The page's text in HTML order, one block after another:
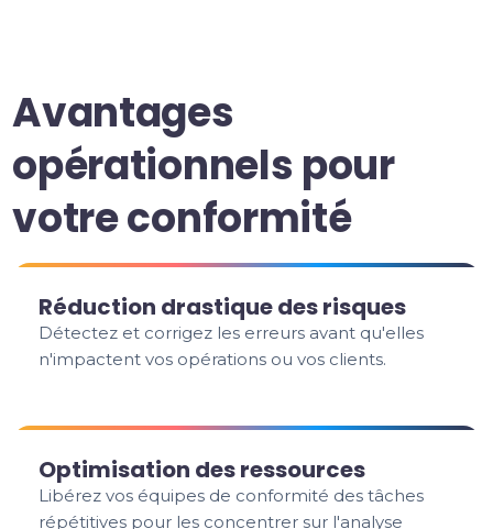
Avantages
opérationnels pour
votre conformité
Réduction drastique des risques
Détectez et corrigez les erreurs avant qu'elles
n'impactent vos opérations ou vos clients.
Optimisation des ressources
Libérez vos équipes de conformité des tâches
répétitives pour les concentrer sur l'analyse